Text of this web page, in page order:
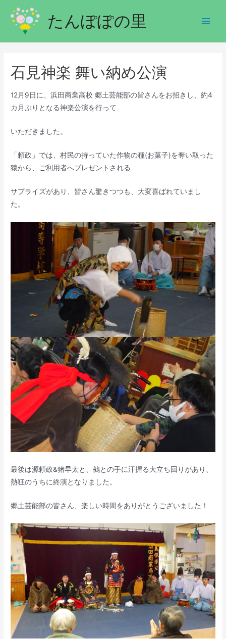
たんぽぽの里
石見神楽 舞い納め公演
12月9日に、浜田商業高校 郷土芸能部の皆さんをお招きし、約4
カ月ぶりとなる神楽公演を行って
いただきました。
「頼政」では、村民の持っていた作物の種(お菓子)を奪い取った
猿から、ご利用者へプレゼントされる
サプライズがあり、皆さん驚きつつも、大変喜ばれていまし
た。
最後は源頼政&猪早太と、鵺との手に汗握る大立ち回りがあり、
熱狂のうちに終演となりました。
郷土芸能部の皆さん、楽しい時間をありがとうございました！